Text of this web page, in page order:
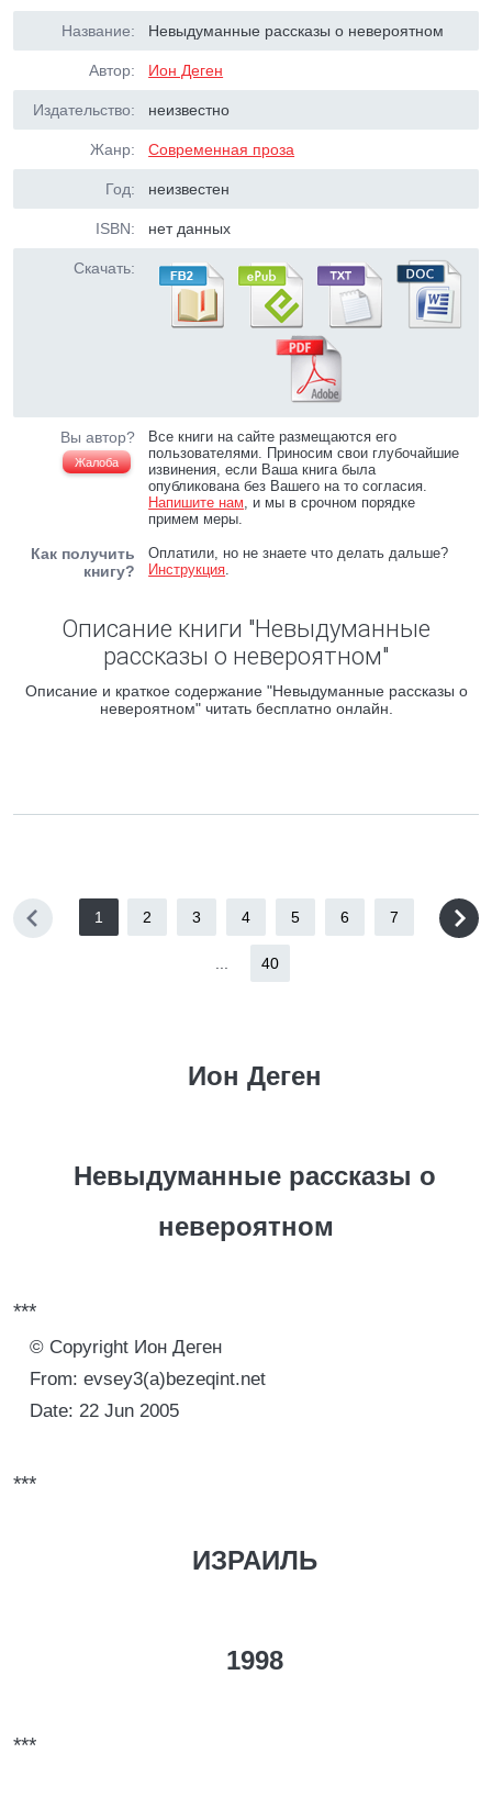
Название: Невыдуманные рассказы о невероятном
Автор: Ион Деген
Издательство: неизвестно
Жанр: Современная проза
Год: неизвестен
ISBN: нет данных
Скачать:
Вы автор?
Жалоба
Все книги на сайте размещаются его
пользователями. Приносим свои глубочайшие
извинения, если Ваша книга была
опубликована без Вашего на то согласия.
Напишите нам, и мы в срочном порядке
примем меры.
Как получить
книгу?
Оплатили, но не знаете что делать дальше?
Инструкция.
Описание книги "Невыдуманные
рассказы о невероятном"
Описание и краткое содержание "Невыдуманные рассказы о
невероятном" читать бесплатно онлайн.
1 2 3 4 5 6 7
40
Ион Деген
Невыдуманные рассказы о
невероятном
***
© Copyright Ион Деген
From: evsey3(a)bezeqint.net
Date: 22 Jun 2005
***
ИЗРАИЛЬ
1998
***